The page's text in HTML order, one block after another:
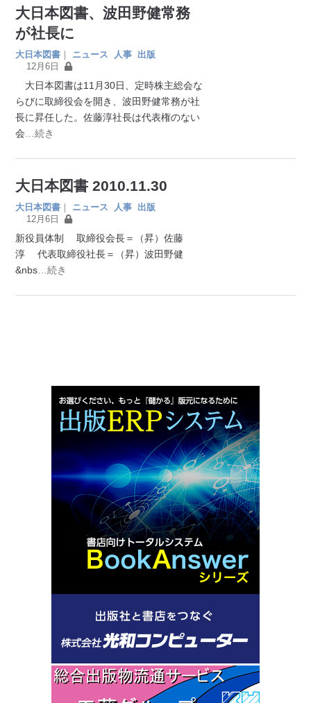
大日本図書、波田野健常務
が社長に
大日本図書 ｜ ニュース 人事 出版
12月6日
大日本図書は11月30日、定時株主総会な
らびに取締役会を開き、波田野健常務が社
長に昇任した。佐藤淳社長は代表権のない
会 …続き
大日本図書 2010.11.30
大日本図書 ｜ ニュース 人事 出版
12月6日
新役員体制 取締役会長＝（昇）佐藤
淳 代表取締役社長＝（昇）波田野健
&nbs …続き